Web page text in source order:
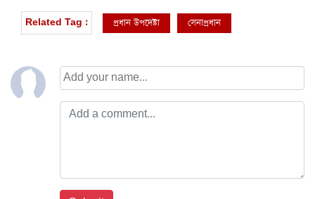
Related Tag : প্রধান উপদেষ্টা সেনাপ্রধান